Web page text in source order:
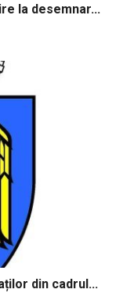
la desemnar...
din cadrul...